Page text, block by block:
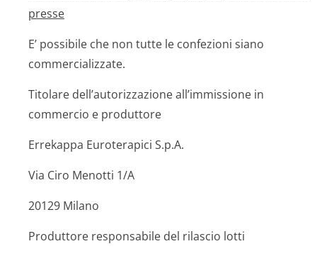
presse
E’ possibile che non tutte le confezioni siano
commercializzate.
Titolare dell’autorizzazione all’immissione in
commercio e produttore
Errekappa Euroterapici S.p.A.
Via Ciro Menotti 1/A
20129 Milano
Produttore responsabile del rilascio lotti